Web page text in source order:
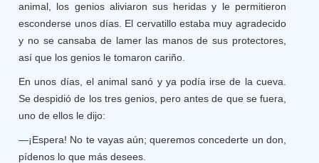
animal, los genios aliviaron sus heridas y le permitieron
esconderse unos días. El cervatillo estaba muy agradecido
y no se cansaba de lamer las manos de sus protectores,
así que los genios le tomaron cariño.
En unos días, el animal sanó y ya podía irse de la cueva.
Se despidió de los tres genios, pero antes de que se fuera,
uno de ellos le dijo:
—¡Espera! No te vayas aún; queremos concederte un don,
pídenos lo que más desees.